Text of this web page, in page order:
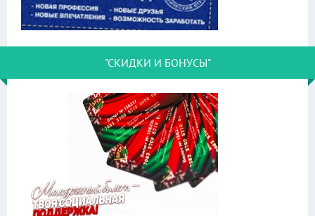
"СКИДКИ И БОНУСЫ"